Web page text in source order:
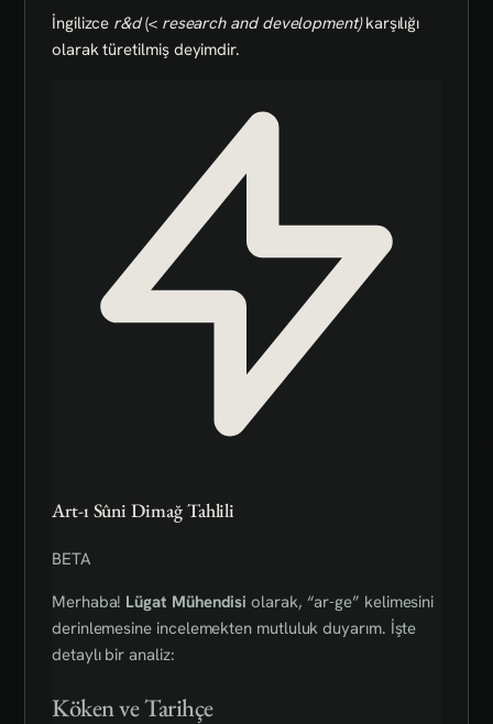
İngilizce r&d(< research and development)karşılığı
olarak türetilmiş deyimdir.
Art-ı Sûni Dimağ Tahlili
BETA
Merhaba! Lügat Mühendisi olarak, “ar-ge” kelimesini
derinlemesine incelemekten mutluluk duyarım. İşte
detaylı bir analiz:
Köken ve Tarihçe